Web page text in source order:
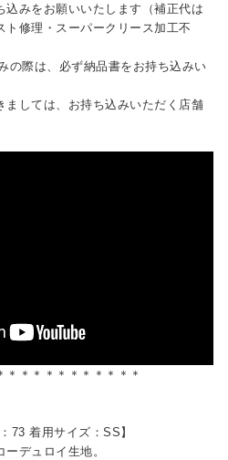
込みをお願いいたします（補正代は
ト修理・スーパークリース加工不
の際は、必ず納品書をお持ち込みい
しては、お持ち込みいただく店舗
＊＊＊＊＊＊＊＊＊＊＊
73 着用サイズ：SS】
ーデュロイ生地。